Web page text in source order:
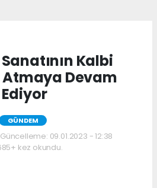
Kalbi
Devam
Ediyor
GÜNDEM
Güncelleme: 09.01.2023 - 12:38
kez okundu.